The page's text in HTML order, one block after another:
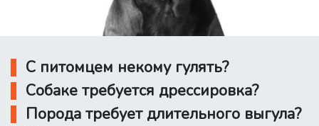
С питомцем некому гулять?
Собаке требуется дрессировка?
Порода требует длительного выгула?